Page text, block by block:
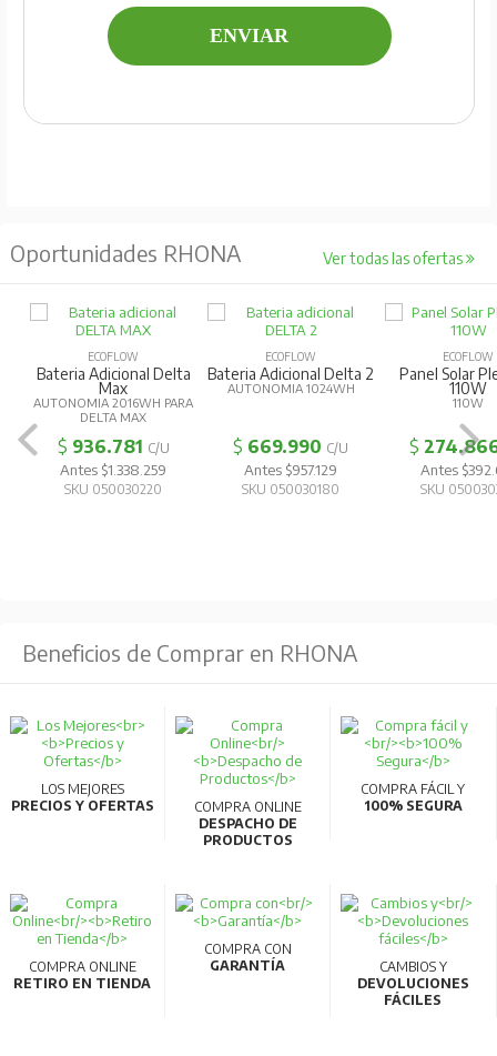
Oportunidades RHONA Ver todas las ofertas
ECOFLOW
Bateria Adicional Delta
Max
AUTONOMIA 2016WH PARA
DELTA MAX
$ 936.781 C/U
Antes $1.338.259
SKU 050030220
ECOFLOW
Bateria Adicional Delta 2
AUTONOMIA 1024WH
$ 669.990 C/U
Antes $957.129
SKU 050030180
ECOFLOW
Panel Solar
110W
110W
$
Antes
SKU
Beneficios de Comprar en RHONA
LOS MEJORES
PRECIOS Y OFERTAS
COMPRA ONLINE
DESPACHO DE
PRODUCTOS
COMPRA FÁCIL Y
100% SEGURA
COMPRA ONLINE
RETIRO EN TIENDA
COMPRA CON
GARANTÍA
CAMBIOS Y
DEVOLUCIONES
FÁCILES